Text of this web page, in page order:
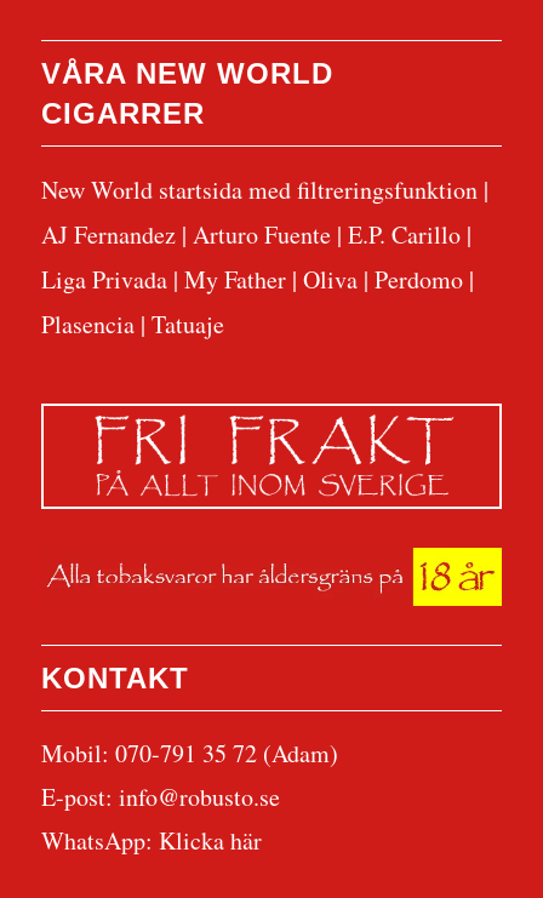
VÅRA NEW WORLD
CIGARRER
New World startsida med filtreringsfunktion|
AJ Fernandez| Arturo Fuente| E.P. Carillo|
Liga Privada| My Father| Oliva| Perdomo|
Plasencia| Tatuaje
KONTAKT
Mobil: 070-791 35 72 (Adam)
E-post: info@robusto.se
WhatsApp: Klicka här